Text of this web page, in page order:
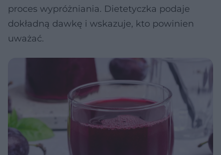
proces wypróżniania. Dietetyczka podaje
dokładną dawkę i wskazuje, kto powinien
uważać.